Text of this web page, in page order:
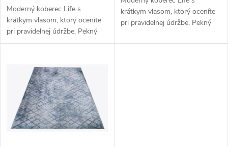
d
u
o
d
u
o
v
Moderný koberec Life s
krátkym vlasom, ktorý oceníte
pri pravidelnej údržbe. Pekný
vzor koberca v kombinácii s
nového...
krátkym vlasom, ktorý oceníte
pri pravidelnej údržbe. Pekný
jeho perfektnými vlastnosťami